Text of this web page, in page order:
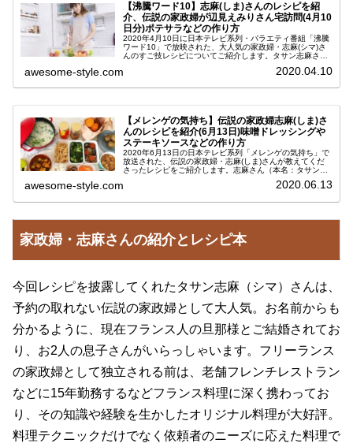
【沸騰ワード10】志麻(しま)さんのレシピを紹
介、伝説の家政婦が辺見えみりさん宅訪問(4月10
日分)ポテサラなどの作り方
2020年4月10日に日本テレビ系列・バラエティ番組「沸騰
ワード10」で放映された、大人気の家政婦・志麻(シマ)さ
んのすご技レシピについてご紹介します。タサン志麻さん
awesome-style.com 2020.04.10
【メレンゲの気持ち】伝説の家政婦志麻(しま)さ
んのレシピを紹介(6月13日)味噌ドレッシングや
ステーキソースなどの作り方
2020年6月13日の日本テレビ系列「メレンゲの気持ち」で
放送された、伝説の家政婦・志麻(しま)さんが教えてくだ
さったレシピをご紹介します。志麻さん（本名：タサン志
awesome-style.com 2020.06.13
家政婦・志麻さんの紹介とレシピ本
今回レシピを披露してくれたタサン志麻（シマ）さんは、
予約の取れない伝説の家政婦として大人気。お名前からも
分かるように、現在フランス人の旦那様とご結婚されてお
り、お2人の息子さんがいらっしゃいます。フリーランス
の家政婦として独立される前は、老舗フレンチレストラン
などに15年勤務するなどフランス料理に深く携わってお
り、その知識や経験を生かしたオリジナル料理が大好評。
料理テクニックだけでなく依頼者のニーズに応えた料理で